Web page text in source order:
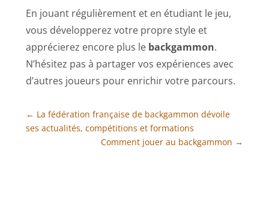
En jouant régulièrement et en étudiant le jeu,
vous développerez votre propre style et
apprécierez encore plus le backgammon.
N’hésitez pas à partager vos expériences avec
d’autres joueurs pour enrichir votre parcours.
← La fédération française de backgammon dévoile
ses actualités, compétitions et formations
Comment jouer au backgammon →